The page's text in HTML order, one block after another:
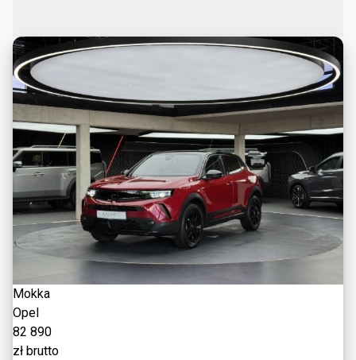
Mokka
Opel
82 890
zł brutto